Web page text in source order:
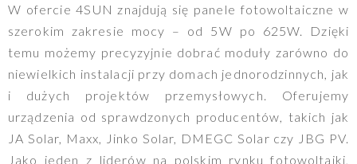
W ofercie 4SUN znajdują się panele fotowoltaiczne w
szerokim zakresie mocy – od 5W po 625W. Dzięki
temu możemy precyzyjnie dobrać moduły zarówno do
niewielkich instalacji przy domach jednorodzinnych, jak
i dużych projektów przemysłowych. Oferujemy
urządzenia od sprawdzonych producentów, takich jak
JA Solar, Maxx, Jinko Solar, DMEGC Solar czy JBG PV.
Jako jeden z liderów na polskim rynku fotowoltaiki,